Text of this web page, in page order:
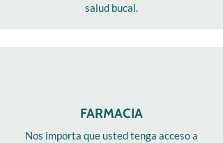
salud bucal.
FARMACIA
Nos importa que usted tenga acceso a